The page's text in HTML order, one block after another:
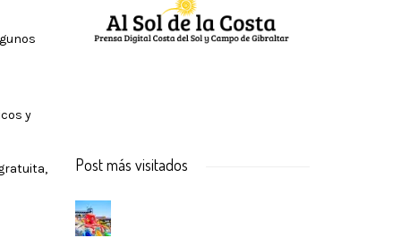
y
Post más visitados